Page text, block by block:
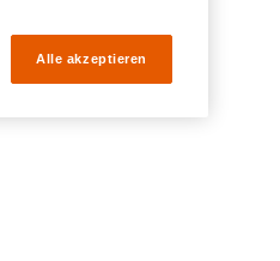
Alle akzeptieren